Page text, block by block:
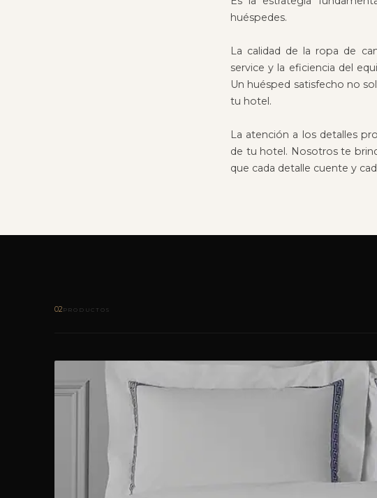
huéspedes.
La calidad de la ropa de
service y la eficiencia del
Un huésped satisfecho no
tu hotel.
La atención a los detalles
de tu hotel. Nosotros te
que cada detalle cuente y
02 PRODUCTOS